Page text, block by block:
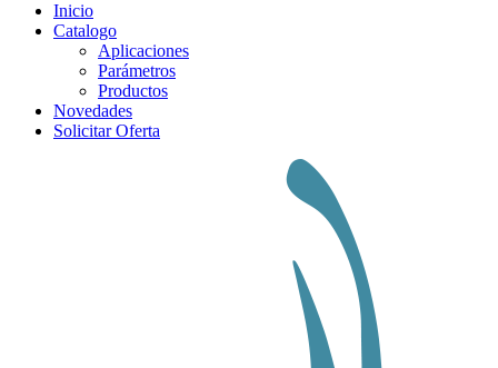
Inicio
Catalogo
Aplicaciones
Parámetros
Productos
Novedades
Solicitar Oferta